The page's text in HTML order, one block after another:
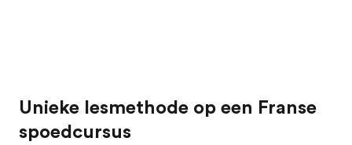
Unieke lesmethode op een Franse
spoedcursus